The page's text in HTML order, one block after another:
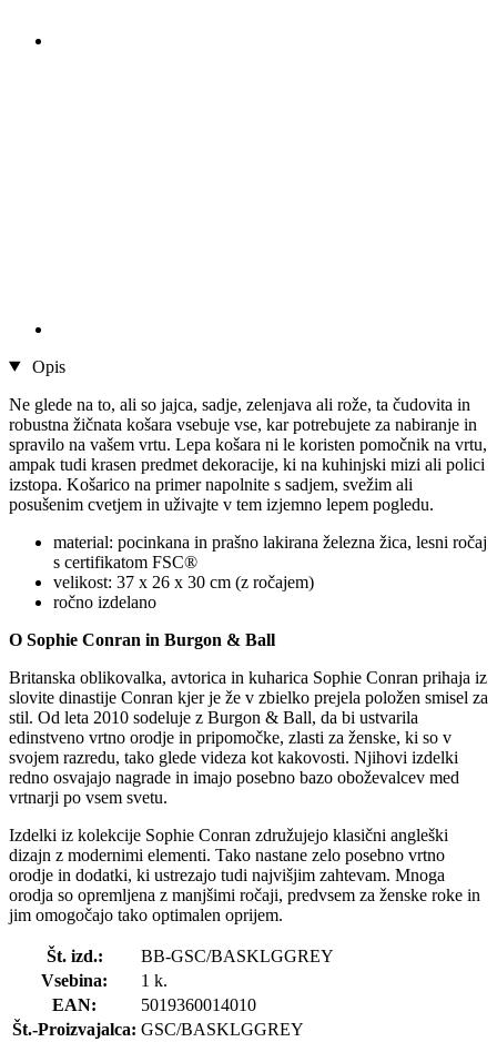
Opis
Ne glede na to, ali so jajca, sadje, zelenjava ali rože, ta čudovita in
robustna žičnata košara vsebuje vse, kar potrebujete za nabiranje in
spravilo na vašem vrtu. Lepa košara ni le koristen pomočnik na vrtu,
ampak tudi krasen predmet dekoracije, ki na kuhinjski mizi ali polici
izstopa. Košarico na primer napolnite s sadjem, svežim ali
posušenim cvetjem in uživajte v tem izjemno lepem pogledu.
material: pocinkana in prašno lakirana železna žica, lesni ročaj
s certifikatom FSC®
velikost: 37 x 26 x 30 cm (z ročajem)
ročno izdelano
O Sophie Conran in Burgon & Ball
Britanska oblikovalka, avtorica in kuharica Sophie Conran prihaja iz
slovite dinastije Conran kjer je že v zbielko prejela položen smisel za
stil. Od leta 2010 sodeluje z Burgon & Ball, da bi ustvarila
edinstveno vrtno orodje in pripomočke, zlasti za ženske, ki so v
svojem razredu, tako glede videza kot kakovosti. Njihovi izdelki
redno osvajajo nagrade in imajo posebno bazo oboževalcev med
vrtnarji po vsem svetu.
Izdelki iz kolekcije Sophie Conran združujejo klasični angleški
dizajn z modernimi elementi. Tako nastane zelo posebno vrtno
orodje in dodatki, ki ustrezajo tudi najvišjim zahtevam. Mnoga
orodja so opremljena z manjšimi ročaji, predvsem za ženske roke in
jim omogočajo tako optimalen oprijem.
Št. izd.:
BB-GSC/BASKLGGREY
Vsebina:
1 k.
EAN:
5019360014010
Št.-Proizvajalca: GSC/BASKLGGREY